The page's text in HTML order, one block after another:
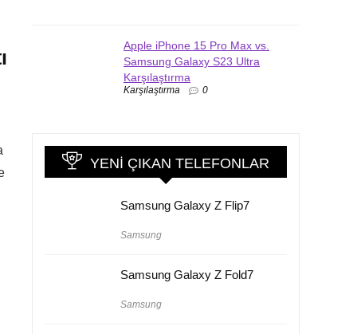
Apple iPhone 15 Pro Max vs.
Samsung Galaxy S23 Ultra
Karşılaştırma
Karşılaştırma 0
YENI ÇIKAN TELEFONLAR
Samsung Galaxy Z Flip7
Samsung
Samsung Galaxy Z Fold7
Samsung